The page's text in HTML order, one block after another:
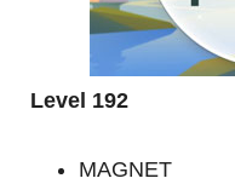
Level 192
MAGNET